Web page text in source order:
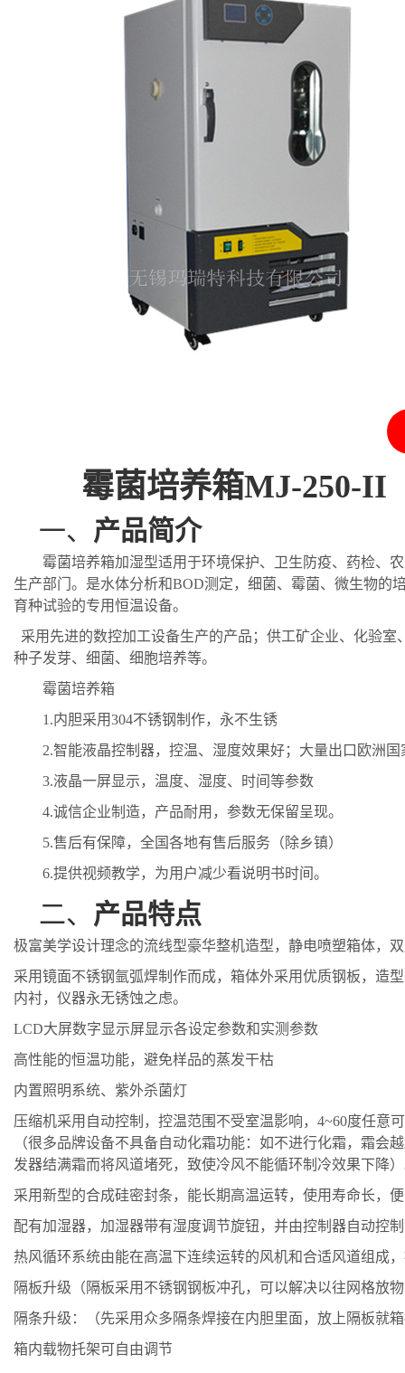
霉菌培养箱MJ-250-II
一、 产品简介
霉菌培养箱加湿型适用于环境保护、卫生防疫、药检、
生产部门。是水体分析和BOD测定，细菌、霉菌、微生物的
育种试验的专用恒温设备。
采用先进的数控加工设备生产的产品；供工矿企业、化验室
种子发芽、细菌、细胞培养等。
霉菌培养箱
1.内胆采用304不锈钢制作，永不生锈
2.智能液晶控制器，控温、 湿度效果好；大量出口欧洲国
3.液晶一屏显示，温度、湿度、
时间等参数
4.诚信企业制造，产品耐用，参数无保留呈现。
5.售后有保障，全国各地有售后服务（除乡镇）
6.提供视频教学，为用户减少看说明书时间。
二、 产品特点
极富美学设计理念的流线型豪华整机造型，静电喷塑箱体，
采用镜面不锈钢氩弧焊制作而成，箱体外采用优质钢板，造
内衬，仪器永无锈蚀之虑。
LCD大屏数字显示屏显示各设定参数和实测参数
高性能的恒温功能，避免样品的蒸发干枯
内置照明系统、紫外杀菌灯
压缩机采用自动控制，控温范围不受室温影响， 4~60度任意
（很多品牌设备不具备自动化霜功能： 如不进行化霜，霜会
发器结满霜而将风道堵死，致使冷风不能循环制冷效果下降）
采用新型的合成硅密封条，能长期高温运转，使用寿命长，
配有加湿器，加湿器带有湿度调节旋钮，并由控制器自动控
热风循环系统由能在高温下连续运转的风机和合适风道组成
隔板升级（隔板采用不锈钢钢板冲孔，可以解决以往网格放
隔条升级：（先采用众多隔条焊接在内胆里面，放上隔板就
箱内载物托架可自由调节